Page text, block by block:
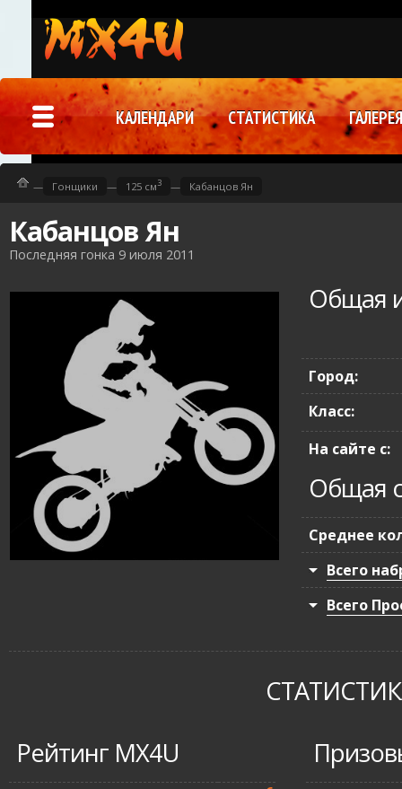
Кабанцов Ян
Последняя гонка 9 июля 2011
Общая
Город:
Класс:
На сайте с:
Общая
Среднее
Всего
Всего
Рейтинг MX4U
— Гонщики — 125 см3 — Кабанцов Ян
КАЛЕНДАРИ СТАТИСТИКА ГАЛЕРЕЯ